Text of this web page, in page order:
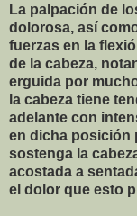
La palpación de
dolorosa, así
fuerzas en la
de la cabeza,
erguida por
la cabeza tiene
adelante con
en dicha posición
sostenga la
acostada a
el dolor que esto